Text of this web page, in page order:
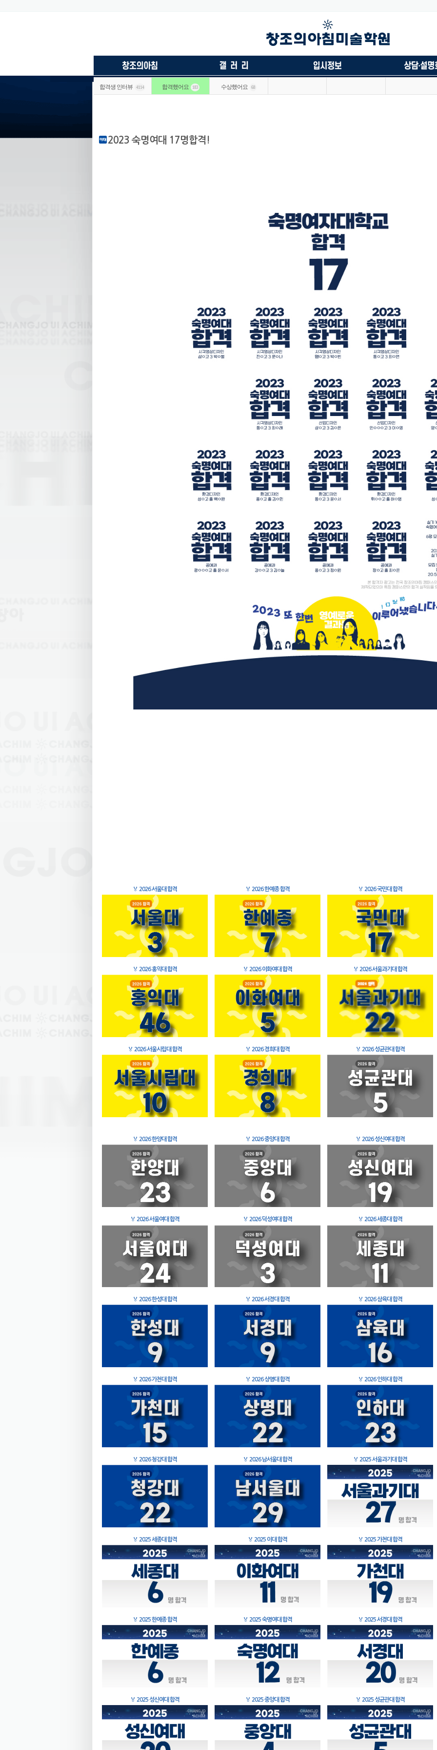
합격생 인터뷰 4114 합격했어요 183 수상했어요 68
2023 숙명여대 17명합격!
🏅 2026 서울대 합격 🏅 2026 한예종 합격 🏅 2026 국민대 합격
🏅 2026 홍익대 합격 🏅 2026 이화여대 합격 🏅 2026 서울과기대 합격
🏅 2026 서울시립대 합격 🏅 2026 경희대 합격 🏅 2026 성균관대 합격
🏅 2026 한양대 합격 🏅 2026 중앙대 합격 🏅 2026 성신여대 합격
🏅 2026 서울여대 합격 🏅 2026 덕성여대 합격 🏅 2026 세종대 합격
🏅 2026 한성대 합격 🏅 2026 서경대 합격 🏅 2026 삼육대 합격
🏅 2026 가천대 합격 🏅 2026 상명대 합격 🏅 2026 인하대 합격
🏅 2026 청강대 합격 🏅 2026 남서울대 합격 🏅 2025 서울과기대 합격
🏅 2025 세종대 합격 🏅 2025 이대 합격 🏅 2025 가천대 합격
🏅 2025 한예종 합격 🏅 2025 숙명여대 합격 🏅 2025 서경대 합격
🏅 2025 성신여대 합격 🏅 2025 중앙대 합격 🏅 2025 성균관대 합격